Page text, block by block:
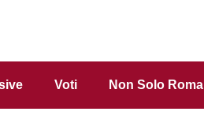
Voti Non Solo Roma